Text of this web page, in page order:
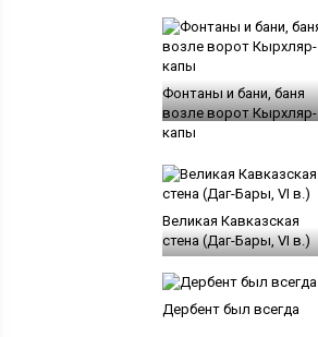
Фонтаны и бани, баня
возле ворот Кырхляр-
капы
Великая Кавказская
стена (Даг-Бары, VI в.)
Дербент был всегда